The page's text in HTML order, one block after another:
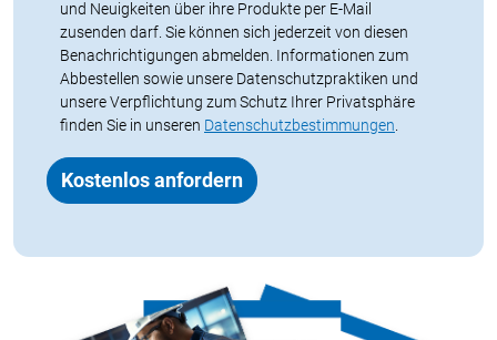
und Neuigkeiten über ihre Produkte per E-Mail
zusenden darf. Sie können sich jederzeit von diesen
Benachrichtigungen abmelden. Informationen zum
Abbestellen sowie unsere Datenschutzpraktiken und
unsere Verpflichtung zum Schutz Ihrer Privatsphäre
finden Sie in unseren Datenschutzbestimmungen